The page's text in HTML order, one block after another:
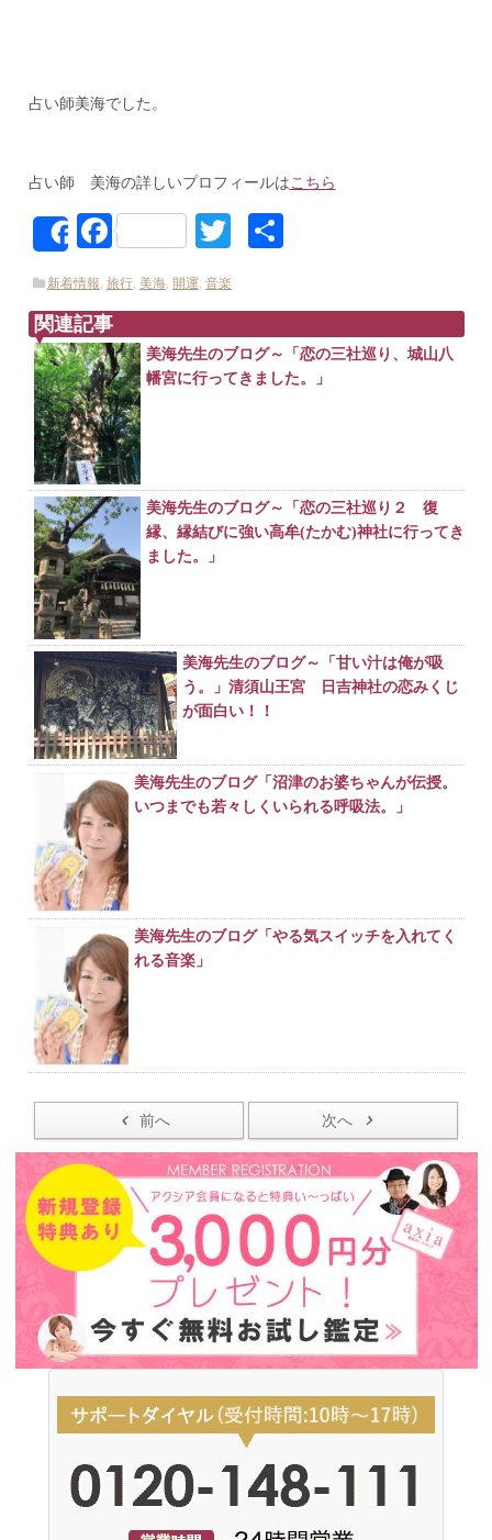
占い師美海でした。
占い師 美海の詳しいプロフィールはこちら
ShareFacebook Twitter
新着情報, 旅行, 美海, 開運, 音楽
関連記事
美海先生のブログ～「恋の三社巡り、城山八
幡宮に行ってきました。」
美海先生のブログ～「恋の三社巡り２ 復
縁、縁結びに強い高牟(たかむ)神社に行ってき
ました。」
美海先生のブログ～「甘い汁は俺が吸
う。」清須山王宮 日吉神社の恋みくじ
が面白い！！
美海先生のブログ「沼津のお婆ちゃんが伝授。
いつまでも若々しくいられる呼吸法。」
美海先生のブログ「やる気スイッチを入れてく
れる音楽」
前へ 次へ